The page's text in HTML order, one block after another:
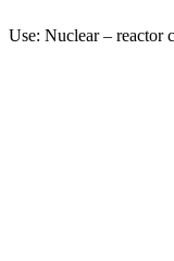
Use: Nuclear – reactor